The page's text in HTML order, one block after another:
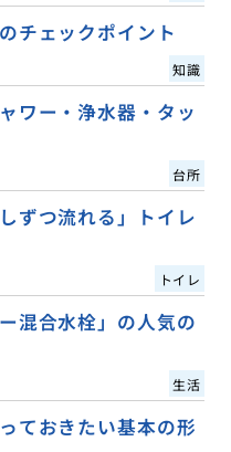
チェックポイント
知識
ワー・浄水器・タッ
台所
ずつ流れる」トイレ
トイレ
混合水栓」の人気の
生活
ておきたい基本の形